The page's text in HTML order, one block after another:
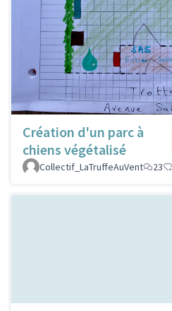
Création d'un parc à
chiens végétalisé
Collectif_LaTruffeAuVent
23